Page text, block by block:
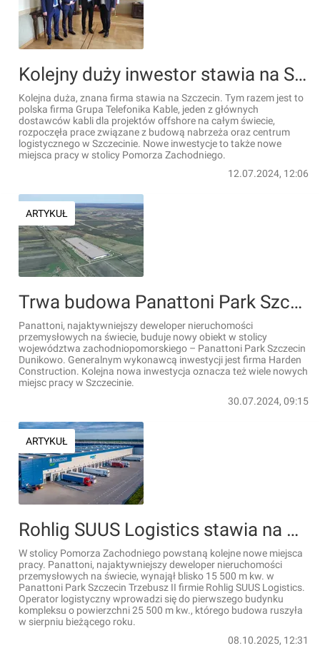
Kolejny duży inwestor stawia na Szczecin! Powstaną nowe miejsca pracy
Kolejna duża, znana firma stawia na Szczecin. Tym razem jest to
polska firma Grupa Telefonika Kable, jeden z głównych
dostawców kabli dla projektów offshore na całym świecie,
rozpoczęła prace związane z budową nabrzeża oraz centrum
logistycznego w Szczecinie. Nowe inwestycje to także nowe
miejsca pracy w stolicy Pomorza Zachodniego.
12.07.2024, 12:06
ARTYKUŁ
Trwa budowa Panattoni Park Szczecin Dunikowo. Powstaną nowe miejsca pracy
Panattoni, najaktywniejszy deweloper nieruchomości
przemysłowych na świecie, buduje nowy obiekt w stolicy
województwa zachodniopomorskiego – Panattoni Park Szczecin
Dunikowo. Generalnym wykonawcą inwestycji jest firma Harden
Construction. Kolejna nowa inwestycja oznacza też wiele nowych
miejsc pracy w Szczecinie.
30.07.2024, 09:15
ARTYKUŁ
Rohlig SUUS Logistics stawia na Szczecin. Powstaną nowe miejsca pracy
W stolicy Pomorza Zachodniego powstaną kolejne nowe miejsca
pracy. Panattoni, najaktywniejszy deweloper nieruchomości
przemysłowych na świecie, wynajął blisko 15 500 m kw. w
Panattoni Park Szczecin Trzebusz II firmie Rohlig SUUS Logistics.
Operator logistyczny wprowadzi się do pierwszego budynku
kompleksu o powierzchni 25 500 m kw., którego budowa ruszyła
w sierpniu bieżącego roku.
08.10.2025, 12:31